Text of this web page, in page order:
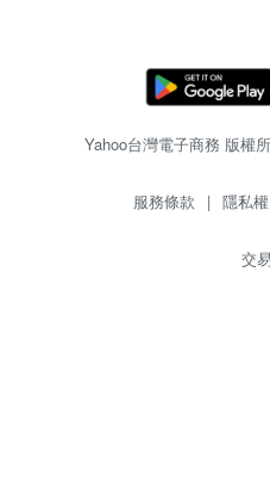
Yahoo台灣電子商務 版權
服務條款 | 隱私權
交